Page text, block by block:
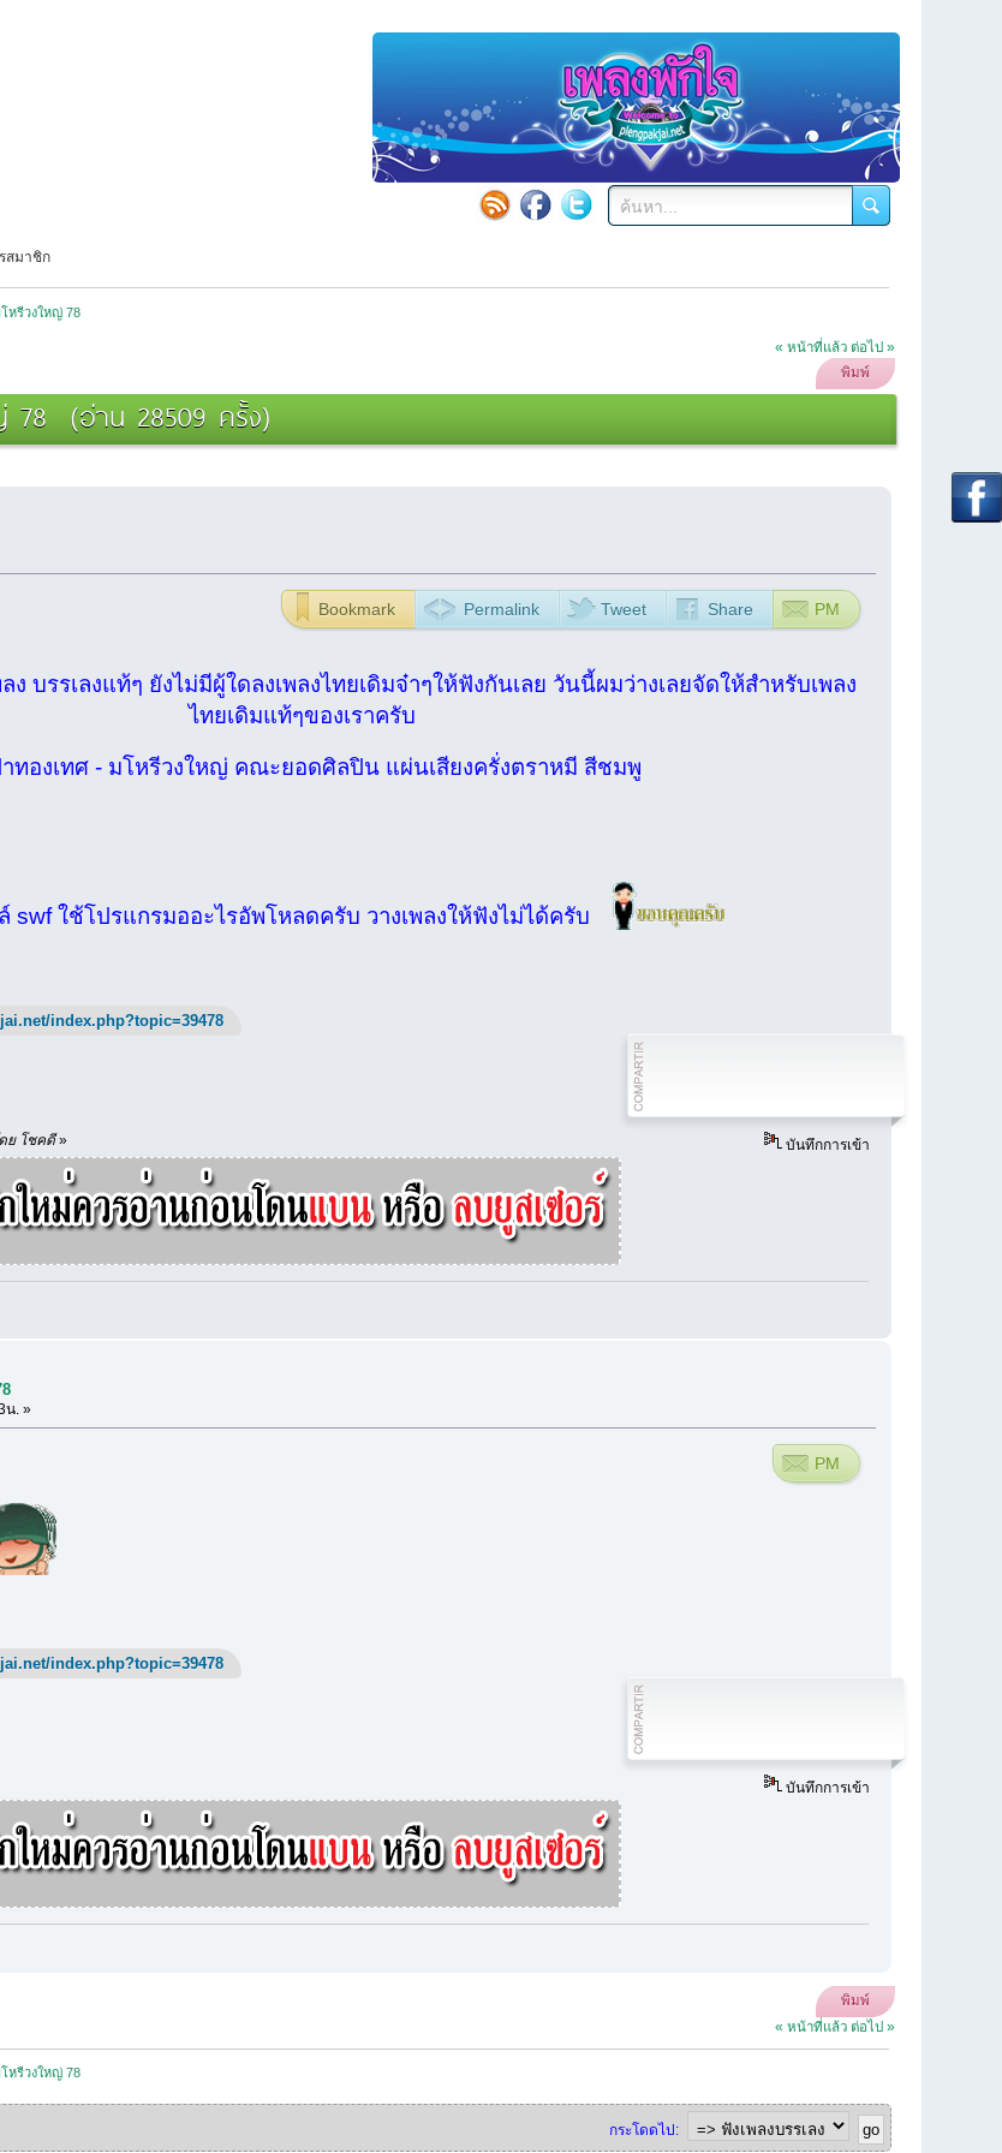
สมาชิก
หรีวงใหญ่ 78
« หน้าที่แล้ว ต่อไป »
พิมพ์
78 (อ่าน 28509 ครั้ง)
Bookmark Permalink Tweet Share PM
ง บรรเลงแท้ๆ ยังไม่มีผู้ใดลงเพลงไทยเดิมจ๋าๆให้ฟังกันเลย วันนี้ผมว่างเลยจัดให้สำหรับเพลง
ไทยเดิมแท้ๆของเราครับ
ทองเทศ - มโหรีวงใหญ่ คณะยอดศิลปิน แผ่นเสียงครั่งตราหมี สีชมพู
swf ใช้โปรแกรมออะไรอัพโหลดครับ วางเพลงให้ฟังไม่ได้ครับ
index.php?topic=39478
ย โชคดี» บันทึกการเข้า
น. »
PM
index.php?topic=39478
บันทึกการเข้า
พิมพ์
« หน้าที่แล้ว ต่อไป »
หรีวงใหญ่ 78
กระโดดไป: